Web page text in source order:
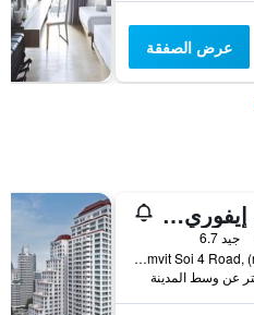
عرض الصفقة
رويال إيفوري سوكومفيت نانا
جيد 6.7
73 Sukhumvit Soi 4 Road, (nana), بانكوك, تايلاند